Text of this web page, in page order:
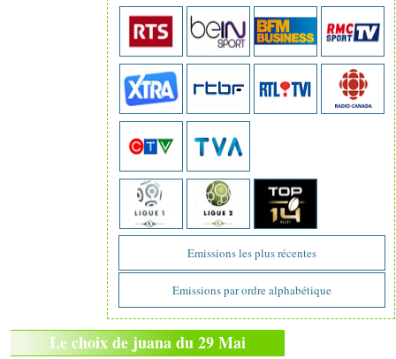
Emissions les plus récentes
Emissions par ordre alphabétique
Le choix de juana du 29 Mai